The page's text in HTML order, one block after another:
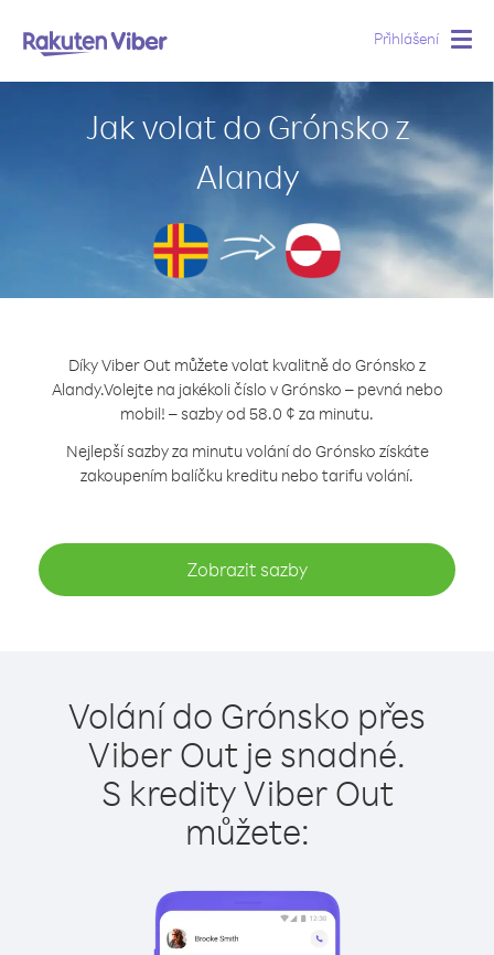
Přihlášení
Jak volat do Grónsko z
Alandy
Díky Viber Out můžete volat kvalitně do Grónsko z
Alandy.Volejte na jakékoli číslo v Grónsko – pevná nebo
mobil! – sazby od 58.0 ¢ za minutu.
Nejlepší sazby za minutu volání do Grónsko získáte
zakoupením balíčku kreditu nebo tarifu volání.
Zobrazit sazby
Volání do Grónsko přes
Viber Out je snadné.
S kredity Viber Out
můžete: